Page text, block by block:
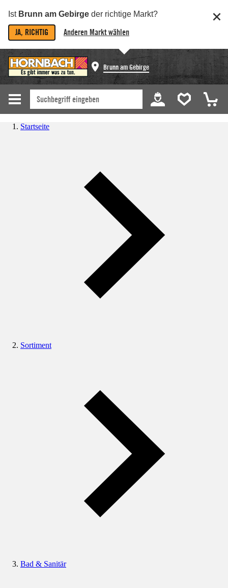
Ist Brunn am Gebirge der richtige Markt?
JA, RICHTIG Anderen Markt wählen
Brunn am Gebirge
Startseite
Sortiment
Bad & Sanitär